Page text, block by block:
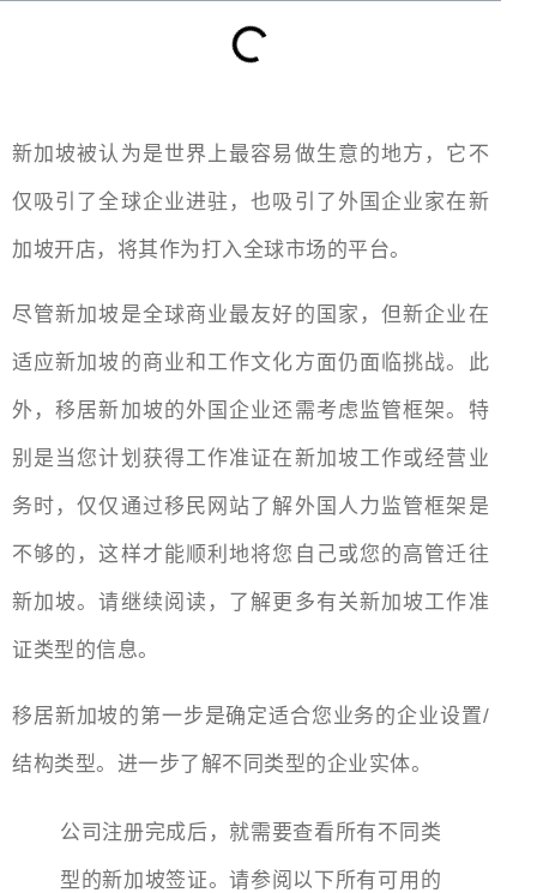
新加坡被认为是世界上最容易做生意的地方，它不
仅吸引了全球企业进驻，也吸引了外国企业家在新
加坡开店，将其作为打入全球市场的平台。
尽管新加坡是全球商业最友好的国家，但新企业在
适应新加坡的商业和工作文化方面仍面临挑战。此
外，移居新加坡的外国企业还需考虑监管框架。特
别是当您计划获得工作准证在新加坡工作或经营业
务时，仅仅通过移民网站了解外国人力监管框架是
不够的，这样才能顺利地将您自己或您的高管迁往
新加坡。请继续阅读，了解更多有关新加坡工作准
证类型的信息。
移居新加坡的第一步是确定适合您业务的企业设置/
结构类型。进一步了解不同类型的企业实体。
公司注册完成后，就需要查看所有不同类
型的新加坡签证。请参阅以下所有可用的